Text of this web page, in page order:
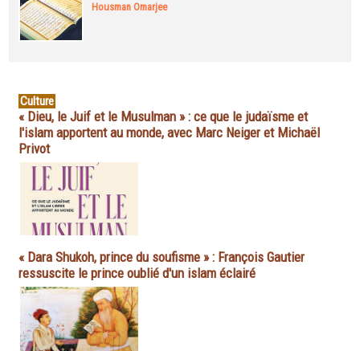
Housman Omarjee
Culture
« Dieu, le Juif et le Musulman » : ce que le judaïsme et
l'islam apportent au monde, avec Marc Neiger et Michaël
Privot
« Dara Shukoh, prince du soufisme » : François Gautier
ressuscite le prince oublié d'un islam éclairé